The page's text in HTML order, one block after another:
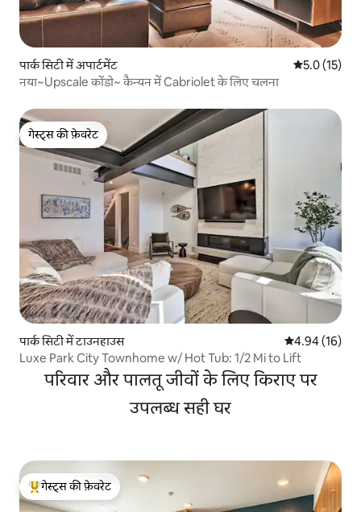
पार्क सिटी में अपार्टमेंट औसत रेटिंग 5
5.0 (15)
नया~Upscale कोंडो~ कैन्यन में Cabriolet के लिए चलना
गेस्ट्स की फ़ेवरेट
गेस्ट्स की फ़ेवरेट
पार्क सिटी में टाउनहाउस औसत रेटिंग 5 में
4.94 (16)
Luxe Park City Townhome w/ Hot Tub: 1/2 Mi to Lift
परिवार और पालतू जीवों के लिए किराए पर
उपलब्ध सही घर
गेस्ट्स का टॉप फ़ेवरेट
गेस्ट्स की फ़ेवरेट